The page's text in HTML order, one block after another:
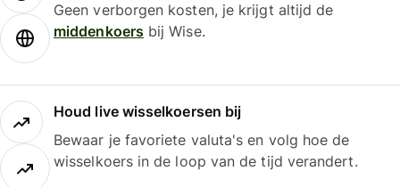
Geen verborgen kosten, je krijgt altijd de
middenkoersbij Wise.
Houd live wisselkoersen bij
Bewaar je favoriete valuta's en volg hoe de
wisselkoers in de loop van de tijd verandert.